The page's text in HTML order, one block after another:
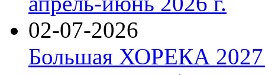
02-07-2026
Большая ХОРЕКА 2027: